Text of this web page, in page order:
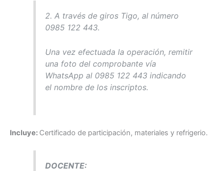
2. A través de giros Tigo, al número
0985 122 443.
Una vez efectuada la operación, remitir
una foto del comprobante vía
WhatsApp al 0985 122 443 indicando
el nombre de los inscriptos.
Incluye: Certificado de participación, materiales y refrigerio.
DOCENTE: